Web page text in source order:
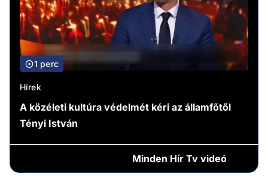
1 perc
Hírek
A közéleti kultúra védelmét kéri az államfőtől
Tényi István
Minden Hír Tv videó